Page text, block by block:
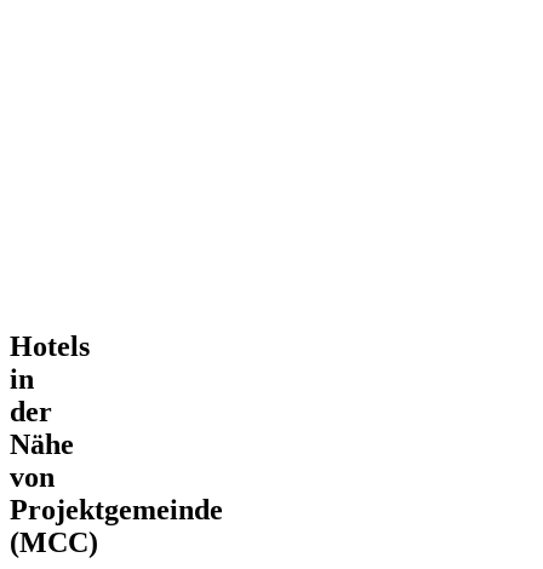
Hotels
in
der
Nähe
von
Projektgemeinde
(MCC)